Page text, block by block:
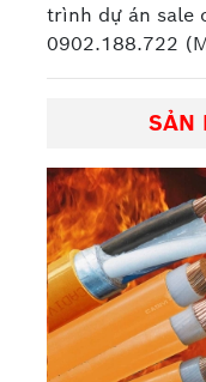
trình dự án sale
0902.188.722
SẢN